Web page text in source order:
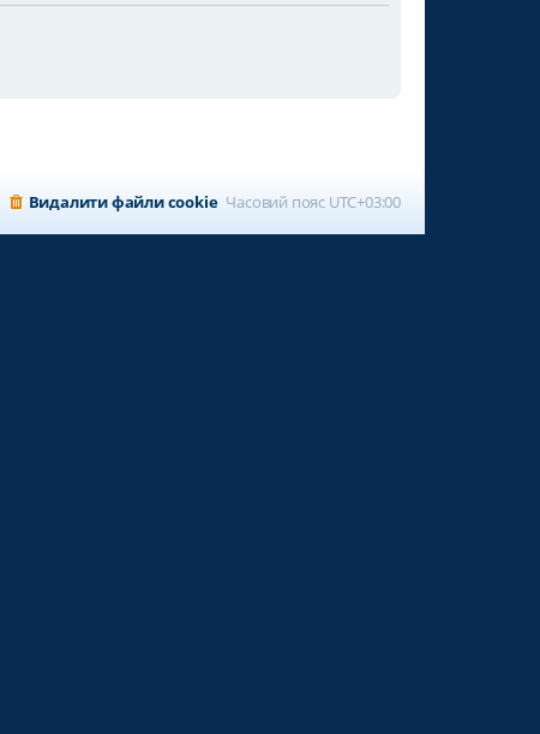
Часовий пояс UTC+03:00
Видалити файли cookie